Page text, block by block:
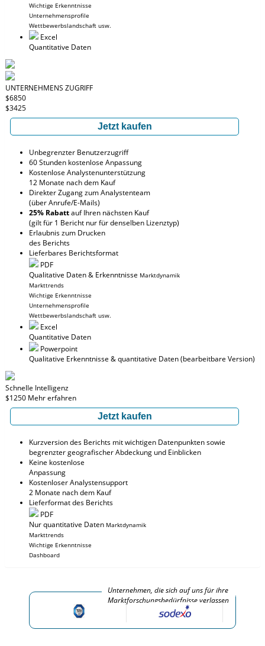
Wichtige Erkenntnisse
Unternehmensprofile
Wettbewerbslandschaft usw.
Excel
Quantitative Daten
UNTERNEHMENS ZUGRIFF
$6850
$3425
Jetzt kaufen
Unbegrenzter Benutzerzugriff
60 Stunden kostenlose Anpassung
Kostenlose Analystenunterstützung
12 Monate nach dem Kauf
Direkter Zugang zum Analystenteam
(über Anrufe/E-Mails)
25% Rabattauf Ihren nächsten Kauf
(gilt für 1 Bericht nur für denselben Lizenztyp)
Erlaubnis zum Drucken
des Berichts
Lieferbares Berichtsformat
PDF
Qualitative Daten & Erkenntnisse Marktdynamik
Markttrends
Wichtige Erkenntnisse
Unternehmensprofile
Wettbewerbslandschaft usw.
Excel
Quantitative Daten
Powerpoint
Qualitative Erkenntnisse & quantitative Daten(bearbeitbare Version)
Schnelle Intelligenz
$1250 Mehr erfahren
Jetzt kaufen
Kurzversion des Berichts mit wichtigen Datenpunkten sowie
begrenzter geografischer Abdeckung und Einblicken
Keine kostenlose
Anpassung
Kostenloser Analystensupport
2 Monate nach dem Kauf
Lieferformat des Berichts
PDF
Nur quantitative Daten Marktdynamik
Markttrends
Wichtige Erkenntnisse
Dashboard
Unternehmen, die sich auf uns für ihre
Marktforschungsbedürfnisse verlassen